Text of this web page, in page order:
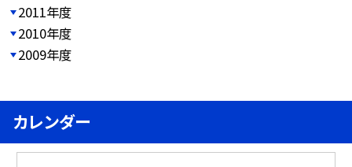
2011年度
2010年度
2009年度
カレンダー